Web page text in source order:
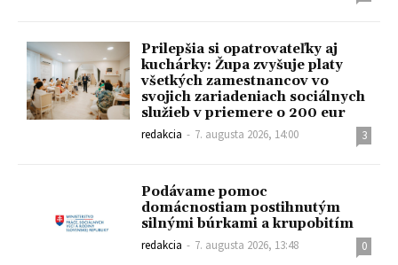
Prilepšia si opatrovateľky aj
kuchárky: Župa zvyšuje platy
všetkých zamestnancov vo
svojich zariadeniach sociálnych
služieb v priemere o 200 eur
redakcia - 7. augusta 2026, 14:00 3
Podávame pomoc
domácnostiam postihnutým
silnými búrkami a krupobitím
redakcia - 7. augusta 2026, 13:48 0